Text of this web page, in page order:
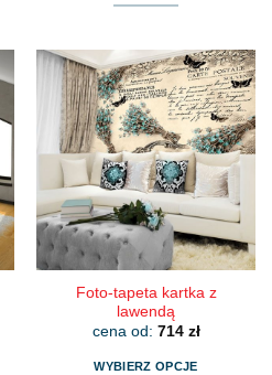
ma
wiele
wariantów.
Opcje
można
wybrać
na
stronie
produktu
Foto-tapeta kartka z
lawendą
cena od: 714 zł
WYBIERZ OPCJE